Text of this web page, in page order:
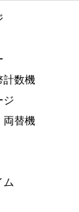
計数機
ジ
両替機
ム